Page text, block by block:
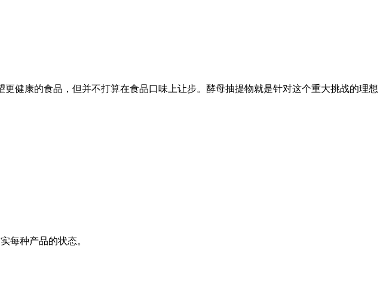
健康的食品，但并不打算在食品口味上让步。酵母抽提物就是针对这个重大挑战的理想
每种产品的状态。